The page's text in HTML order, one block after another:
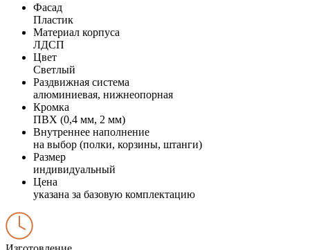
Фасад
Пластик
Материал корпуса
ЛДСП
Цвет
Светлый
Раздвижная система
алюминиевая, нижнеопорная
Кромка
ПВХ (0,4 мм, 2 мм)
Внутреннее наполнение
на выбор (полки, корзины, штанги)
Размер
индивидуальный
Цена
указана за базовую комплектацию